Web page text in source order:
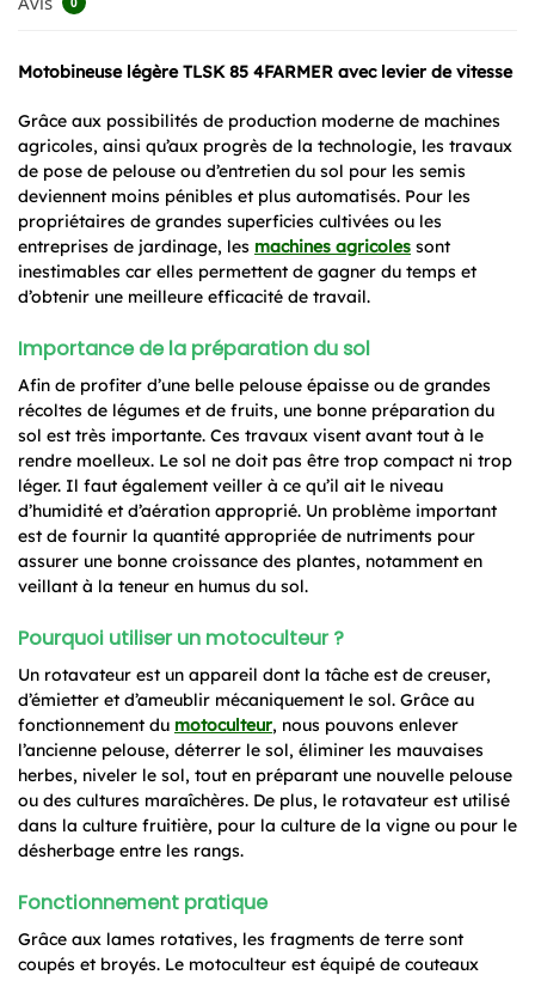
Motobineuse légère TLSK 85 4FARMER avec levier de vitesse
Grâce aux possibilités de production moderne de machines
agricoles, ainsi qu’aux progrès de la technologie, les travaux
de pose de pelouse ou d’entretien du sol pour les semis
deviennent moins pénibles et plus automatisés. Pour les
propriétaires de grandes superficies cultivées ou les
entreprises de jardinage, les machines agricoles sont
inestimables car elles permettent de gagner du temps et
d’obtenir une meilleure efficacité de travail.
Importance de la préparation du sol
Afin de profiter d’une belle pelouse épaisse ou de grandes
récoltes de légumes et de fruits, une bonne préparation du
sol est très importante. Ces travaux visent avant tout à le
rendre moelleux. Le sol ne doit pas être trop compact ni trop
léger. Il faut également veiller à ce qu’il ait le niveau
d’humidité et d’aération approprié. Un problème important
est de fournir la quantité appropriée de nutriments pour
assurer une bonne croissance des plantes, notamment en
veillant à la teneur en humus du sol.
Pourquoi utiliser un motoculteur ?
Un rotavateur est un appareil dont la tâche est de creuser,
d’émietter et d’ameublir mécaniquement le sol. Grâce au
fonctionnement du motoculteur, nous pouvons enlever
l’ancienne pelouse, déterrer le sol, éliminer les mauvaises
herbes, niveler le sol, tout en préparant une nouvelle pelouse
ou des cultures maraîchères. De plus, le rotavateur est utilisé
dans la culture fruitière, pour la culture de la vigne ou pour le
désherbage entre les rangs.
Fonctionnement pratique
Grâce aux lames rotatives, les fragments de terre sont
coupés et broyés. Le motoculteur est équipé de couteaux